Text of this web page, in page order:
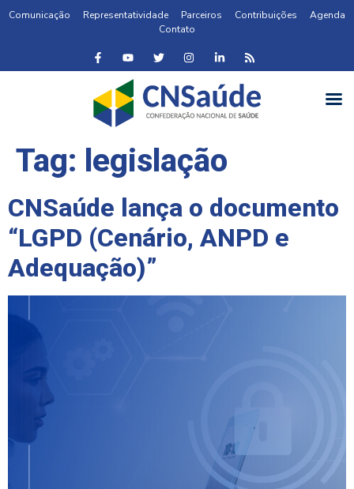
Comunicação Representatividade Parceiros Contribuições
Agenda
Contato
Tag: legislação
CNSaúde lança o documento
“LGPD (Cenário, ANPD e
Adequação)”